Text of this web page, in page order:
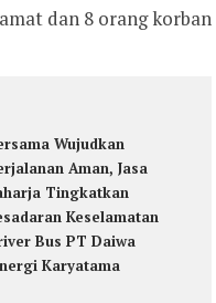
dan 8 orang korban
Wujudkan
Aman, Jasa
Tingkatkan
Keselamatan
Bus PT Daiwa
Karyatama